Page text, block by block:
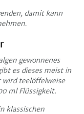
damit kann
gewonnenes
es dieses meist in
wird teelöffelweise
ml Flüssigkeit.
klassischen